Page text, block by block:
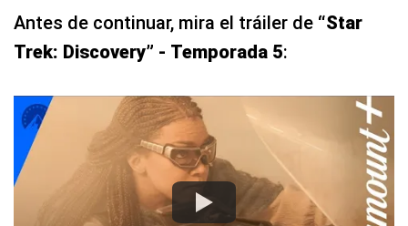
Antes de continuar, mira el tráiler de “Star
Trek: Discovery” - Temporada 5: